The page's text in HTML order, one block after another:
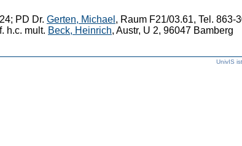
PD Dr. Gerten, Michael , Raum F21/03.61, Tel. 863-
h.c. mult. Beck, Heinrich, Austr, U 2, 96047 Bamberg
UnivIS